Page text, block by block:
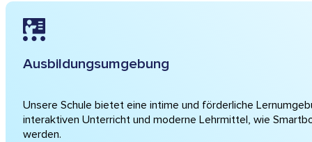
Ausbildungsumgebung
Unsere Schule bietet eine intime und förderliche
interaktiven Unterricht und moderne Lehrmittel, wie
werden.